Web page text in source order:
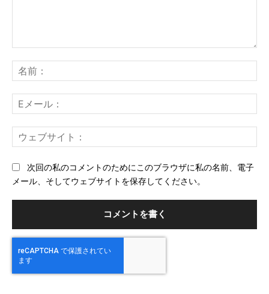
ン
ト：
前
メ
ー
ェ
次回の私のコメントのためにこのブラウザに私の名前、電子
メール、そしてウェブサイトを保存してください。